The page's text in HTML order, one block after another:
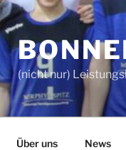
(nicht nur)
Über uns News